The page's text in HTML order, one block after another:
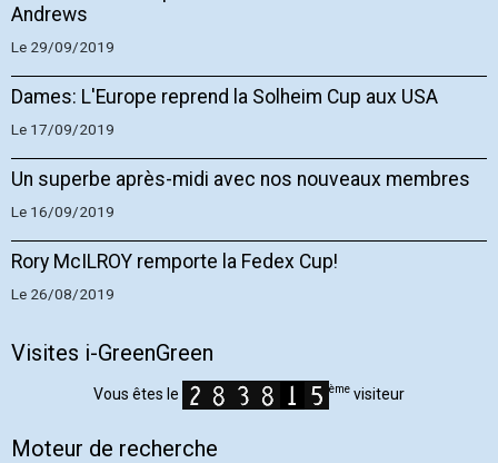
Andrews
Le 29/09/2019
Dames: L'Europe reprend la Solheim Cup aux USA
Le 17/09/2019
Un superbe après-midi avec nos nouveaux membres
Le 16/09/2019
Rory McILROY remporte la Fedex Cup!
Le 26/08/2019
Visites i-GreenGreen
Vous êtes le ème visiteur
Moteur de recherche